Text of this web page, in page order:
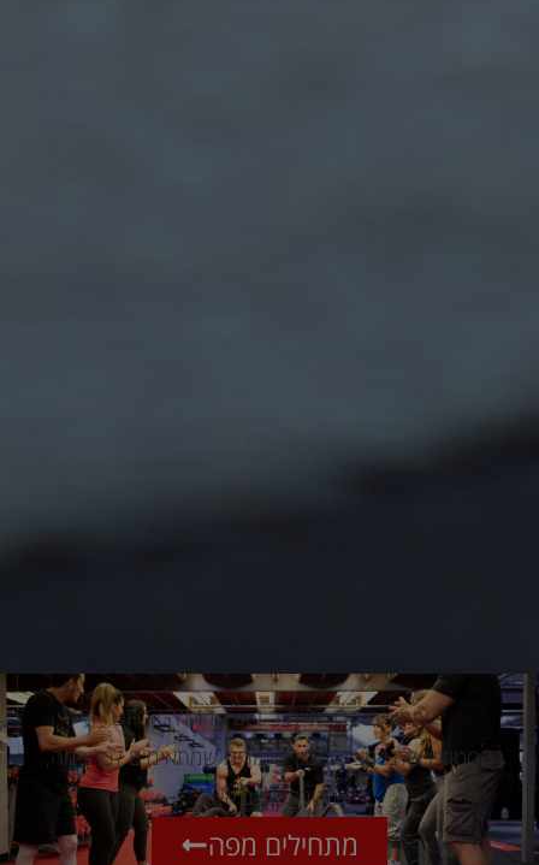
אימונים קבוצתיים ב-UFC GYM Israel
הסטודיו שלנו מציע מגוון שיעורים שמתאימים לכל רמה,
מטרה וקצב אישי
מתחילים מפה